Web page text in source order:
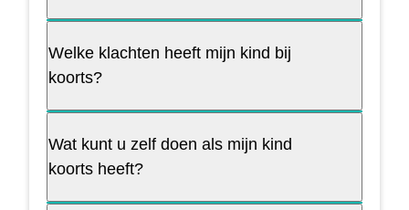
Welke klachten heeft mijn kind bij
koorts?
Wat kunt u zelf doen als mijn kind
koorts heeft?